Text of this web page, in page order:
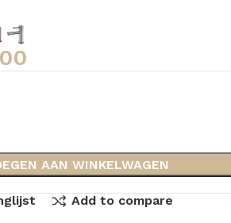
AAN WINKELWAGEN
Add to compare